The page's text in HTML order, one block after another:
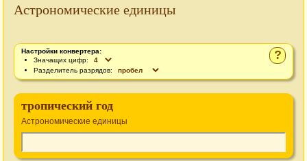
Астрономические единицы
?
Настройки конвертера:
Значащих цифр:
Разделитель разрядов:
тропический год
Астрономические единицы